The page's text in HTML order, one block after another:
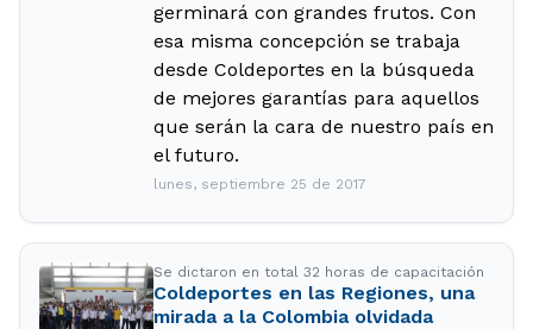
germinará con grandes frutos. Con
esa misma concepción se trabaja
desde Coldeportes en la búsqueda
de mejores garantías para aquellos
que serán la cara de nuestro país en
el futuro.
lunes, septiembre 25 de 2017
Se dictaron en total 32 horas de capacitación
Coldeportes en las Regiones, una
mirada a la Colombia olvidada